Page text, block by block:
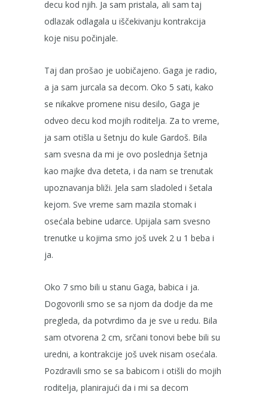
decu kod njih. Ja sam pristala, ali sam taj
odlazak odlagala u iščekivanju kontrakcija
koje nisu počinjale.
Taj dan prošao je uobičajeno. Gaga je radio,
a ja sam jurcala sa decom. Oko 5 sati, kako
se nikakve promene nisu desilo, Gaga je
odveo decu kod mojih roditelja. Za to vreme,
ja sam otišla u šetnju do kule Gardoš. Bila
sam svesna da mi je ovo poslednja šetnja
kao majke dva deteta, i da nam se trenutak
upoznavanja bliži. Jela sam sladoled i šetala
kejom. Sve vreme sam mazila stomak i
osećala bebine udarce. Upijala sam svesno
trenutke u kojima smo još uvek 2 u 1 beba i
ja.
Oko 7 smo bili u stanu Gaga, babica i ja.
Dogovorili smo se sa njom da dodje da me
pregleda, da potvrdimo da je sve u redu. Bila
sam otvorena 2 cm, srčani tonovi bebe bili su
uredni, a kontrakcije još uvek nisam osećala.
Pozdravili smo se sa babicom i otišli do mojih
roditelja, planirajući da i mi sa decom